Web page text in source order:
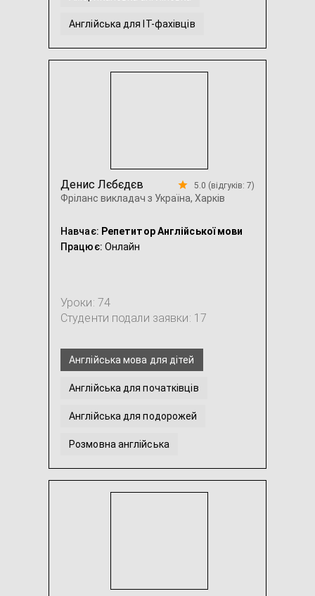
Англійська для IT-фахівців
Англійська для подорожей
Денис Лєбєдєв
Фріланс викладач з Україна, Харків
5.0 (відгуків: 7)
Навчає: Репетитор Англійської мови
Працює: Онлайн
Уроки: 74
Студенти подали заявки: 17
Англійська мова для дітей
Англійська для початківців
Англійська для подорожей
Розмовна англійська
Англійська для дітей з СДУГ